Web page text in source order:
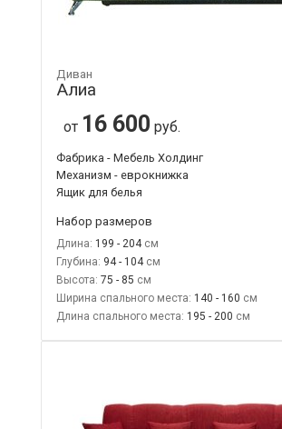
Диван
Алиа
от 16 600 руб.
Фабрика - Мебель Холдинг
Механизм - еврокнижка
Ящик для белья
Набор размеров
Длина: 199 - 204
Глубина: 94 - 104
Высота: 75 - 85
Ширина спального места: 140 - 160
Длина спального места: 195 - 200